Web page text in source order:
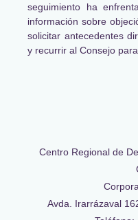
seguimiento ha
información sobre
solicitar antecedentes
y recurrir al Consejo
Centro Regional de
Avda. Irarrázaval